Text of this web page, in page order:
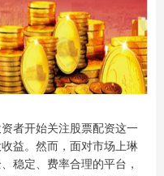
者开始关注股票配资这一
益。然而，面对市场上琳
稳定、费率合理的平台，